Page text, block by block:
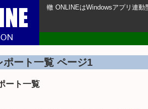
轍 ONLINEはWindowsアプリ連
ポート一覧 ページ1
ート一覧